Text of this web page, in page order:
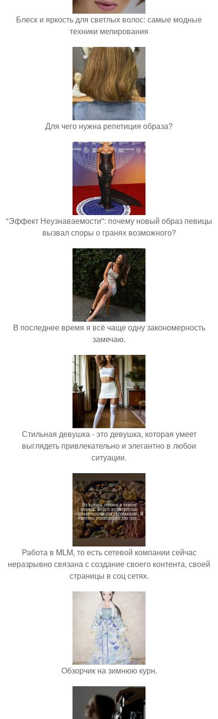
Блеск и яркость для светлых волос: самые модные
техники мелирования
Для чего нужна репетиция образа?
"Эффект Неузнаваемости": почему новый образ певицы
вызвал споры о гранях возможного?
В последнее время я всё чаще одну закономерность
замечаю.
Стильная девушка - это девушка, которая умеет
выглядеть привлекательно и элегантно в любои
ситуации.
Работа в MLM, то есть сетевой компании сейчас
неразрывно связана с создание своего контента, своей
страницы в соц сетях.
Обзорчик на зимнюю курн.